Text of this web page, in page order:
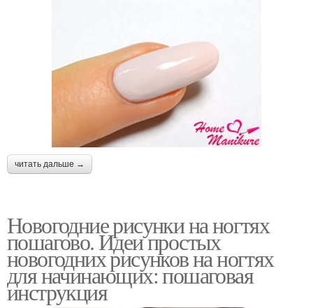
читать дальше →
Новогодние рисунки на ногтях
пошагово. Идеи простых
новогодних рисунков на ногтях
для начинающих: пошаговая
инструкция